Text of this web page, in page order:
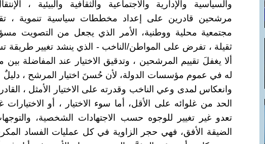
والسياسية والإدارية والاجتماعية والثقافية والبيئية ،
مرشحين قادرين على إعداد مخططات سياسية تنموية ،
مجتمعية محلية ووطنية، الأمر الذي يجعل من التصويت
ثقيلة ، تفرض على المواطن/الناخب - الذي ينشد تغيير طريقة
ألا يغفلَ تقييم المرشحين ، وتدقيق الاختيار عند المفاضلة
له في عموم مؤسسات الدولة، لأن حُسنَ اختيار المرشح ، دليلٌ
وانعكاس لمدى وعي الناخب وقدرته على الاختيار الأمثل ،
الحد من غلوائه على الأقل، أما سوء الاختيار ، أو الاختيارات
تعدو غير تغيير للوجوه حسب الاجتهادات الشخصية، والتوجهات
الضيقة الأفق، فهي حجر الزاوية في كل عمليات الفساد